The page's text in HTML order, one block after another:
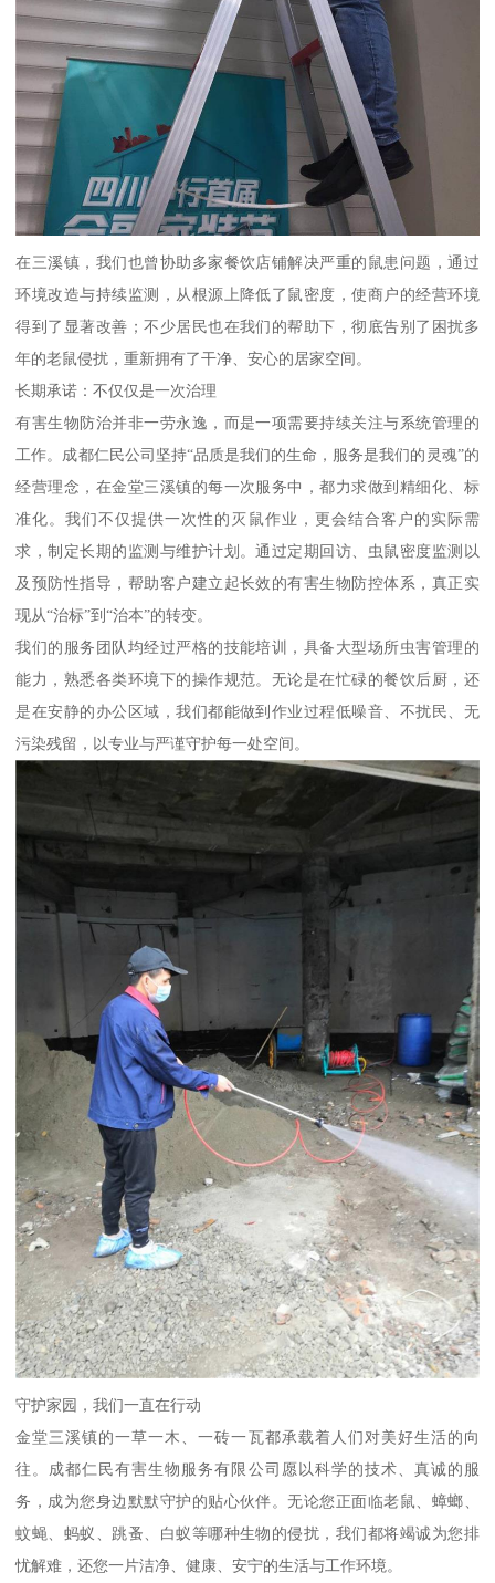
在三溪镇，我们也曾协助多家餐饮店铺解决严重的鼠患问题，通过
环境改造与持续监测，从根源上降低了鼠密度，使商户的经营环境
得到了显著改善；不少居民也在我们的帮助下，彻底告别了困扰多
年的老鼠侵扰，重新拥有了干净、安心的居家空间。
长期承诺：不仅仅是一次治理
有害生物防治并非一劳永逸，而是一项需要持续关注与系统管理的
工作。成都仁民公司坚持“品质是我们的生命，服务是我们的灵魂”的
经营理念，在金堂三溪镇的每一次服务中，都力求做到精细化、标
准化。我们不仅提供一次性的灭鼠作业，更会结合客户的实际需
求，制定长期的监测与维护计划。通过定期回访、虫鼠密度监测以
及预防性指导，帮助客户建立起长效的有害生物防控体系，真正实
现从“治标”到“治本”的转变。
我们的服务团队均经过严格的技能培训，具备大型场所虫害管理的
能力，熟悉各类环境下的操作规范。无论是在忙碌的餐饮后厨，还
是在安静的办公区域，我们都能做到作业过程低噪音、不扰民、无
污染残留，以专业与严谨守护每一处空间。
守护家园，我们一直在行动
金堂三溪镇的一草一木、一砖一瓦都承载着人们对美好生活的向
往。成都仁民有害生物服务有限公司愿以科学的技术、真诚的服
务，成为您身边默默守护的贴心伙伴。无论您正面临老鼠、蟑螂、
蚊蝇、蚂蚁、跳蚤、白蚁等哪种生物的侵扰，我们都将竭诚为您排
忧解难，还您一片洁净、健康、安宁的生活与工作环境。